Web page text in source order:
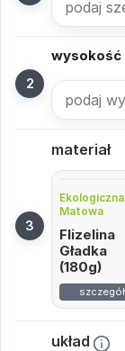
wysokość
materiał
Matowa
Flizelina
Gładka
(180g)
układ